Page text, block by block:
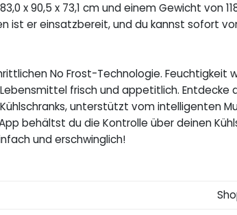
x 90,5 x 73,1 cm und einem Gewicht von
ist er einsatzbereit, und du kannst sofort
No Frost-Technologie. Feuchtigkeit
frisch und appetitlich. Entdecke
unterstützt vom intelligenten
behältst du die Kontrolle über deinen
und erschwinglich!